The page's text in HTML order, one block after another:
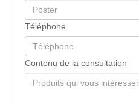
Téléphone
Contenu de la consultation